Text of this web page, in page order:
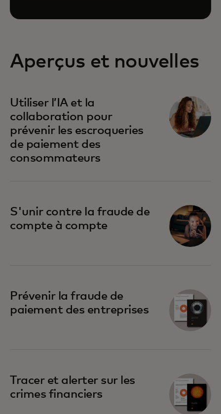
Aperçus et nouvelles
Utiliser l’IA et la
collaboration pour
prévenir les escroqueries
de paiement des
consommateurs
S'unir contre la fraude de
compte à compte
Prévenir la fraude de
paiement des entreprises
Tracer et alerter sur les
crimes financiers